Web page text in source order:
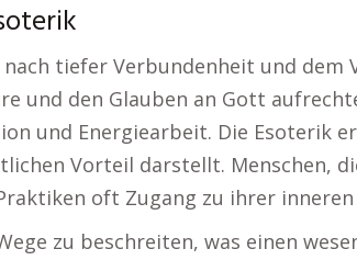
tiefer Verbundenheit und dem
und den Glauben an Gott
und Energiearbeit. Die Esoterik
Vorteil darstellt. Menschen,
oft Zugang zu ihrer inneren
zu beschreiten, was einen